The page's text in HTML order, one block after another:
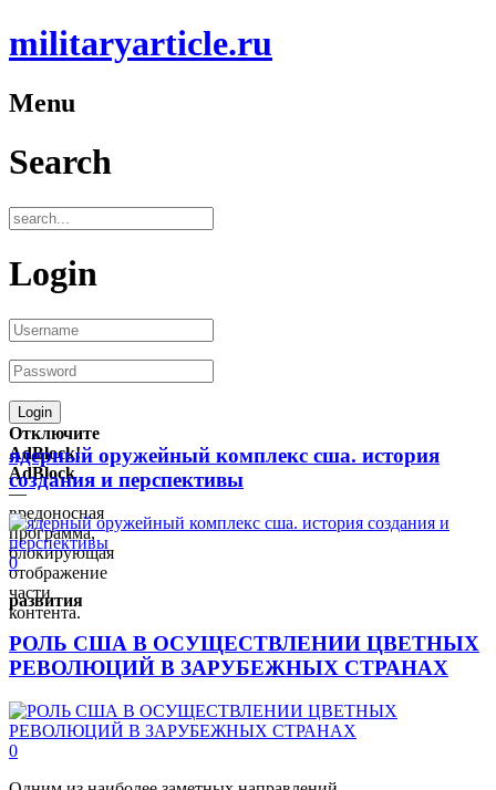
militaryarticle.ru
Menu
Search
Login
Отключите
AdBlock!
AdBlock
—
вредоносная
программа,
блокирующая
отображение
части
контента.
ядерный оружейный комплекс сша. история
создания и перспективы
0
развития
РОЛЬ США В ОСУЩЕСТВЛЕНИИ ЦВЕТНЫХ
РЕВОЛЮЦИЙ В ЗАРУБЕЖНЫХ СТРАНАХ
0